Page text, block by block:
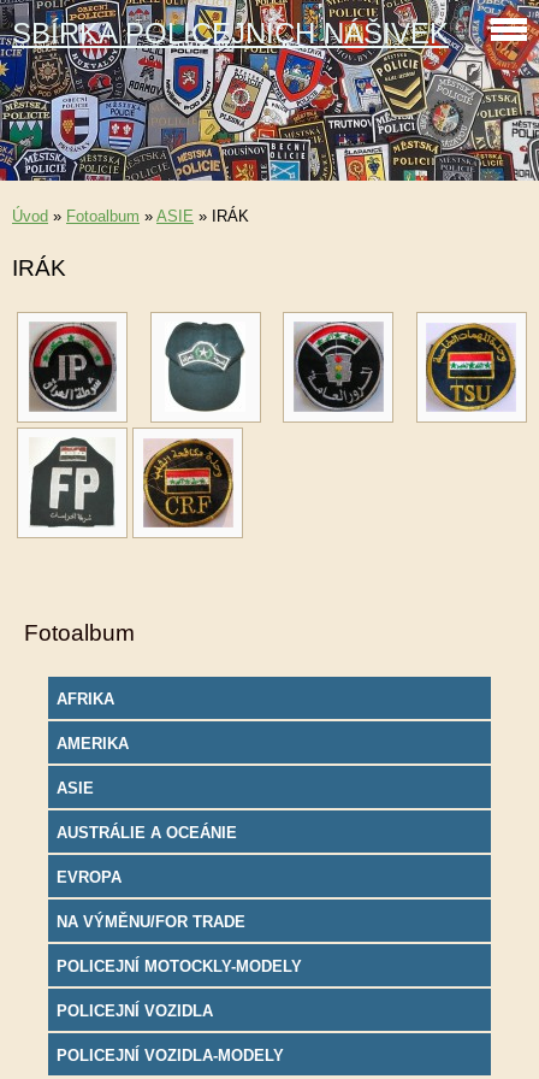
SBÍRKA POLICEJNÍCH NÁŠIVEK
Úvod » Fotoalbum » ASIE » IRÁK
IRÁK
Fotoalbum
AFRIKA
AMERIKA
ASIE
AUSTRÁLIE A OCEÁNIE
EVROPA
NA VÝMĚNU/FOR TRADE
POLICEJNÍ MOTOCKLY-MODELY
POLICEJNÍ VOZIDLA
POLICEJNÍ VOZIDLA-MODELY